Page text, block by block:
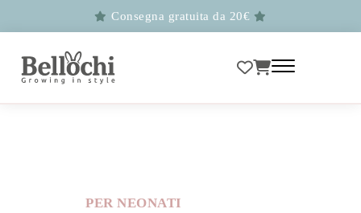
Consegna gratuita da 20€
PER NEONATI